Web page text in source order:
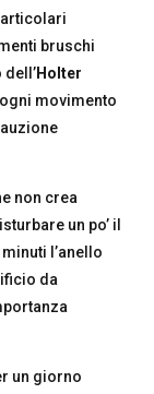
bruschi
Holter
movimento
non crea
un po’ il
l’anello
da
un giorno